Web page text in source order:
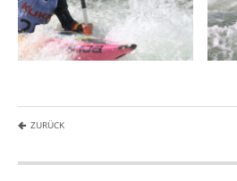
ZURÜCK